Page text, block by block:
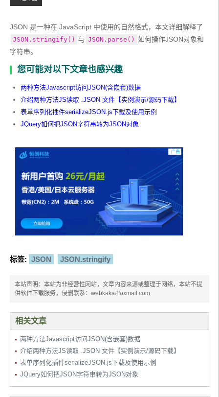
JSON 是一种在 JavaScript 中使用的自然格式，本文详细解释了
JSON.stringify() 与 JSON.parse() 如何操作JSON对象和
字符串。
您可能对以下文章也感兴趣
两种方法Javascript访问JSON(含嵌套)数据
介绍两种方法JS读取 .JSON 文件【实例演示/源码下载】
表单序列化插件serializeJSON.js下载及使用示例
JQuery如何把JSON字符串转为JSON对象
标签: JSON JSON.stringify
本站声明：本站为非经营性网站，文章内容来源或整理于网络，本站不提
供软件下载服务，侵删联系：webkaka#foxmail.com
相关文章
两种方法Javascript访问JSON(含嵌套)数据
介绍两种方法JS读取 .JSON 文件【实例演示/源码下载】
表单序列化插件serializeJSON.js下载及使用示例
JQuery如何把JSON字符串转为JSON对象